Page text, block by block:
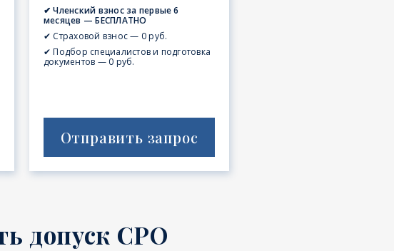
✔ Членский взнос за первые 6
месяцев — БЕСПЛАТНО
✔ Страховой взнос — 0 руб.
✔ Подбор специалистов и подготовка
документов — 0 руб.
Отправить запрос
допуск СРО